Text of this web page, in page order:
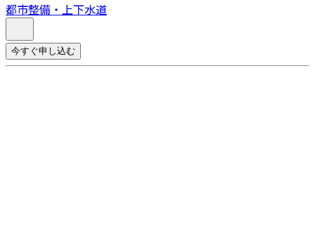
都市整備・上下水道
今すぐ申し込む